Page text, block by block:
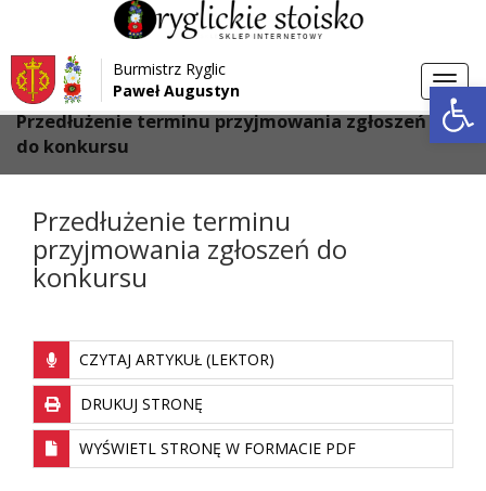
Przejdź do menu
Przejdź do głównej treści strony
Przejdź do stopki strony
Burmistrz Ryglic
Paweł Augustyn
Strona główna > Aktualności
Przedłużenie terminu przyjmowania zgłoszeń
do konkursu
Przedłużenie terminu
przyjmowania zgłoszeń do
konkursu
CZYTAJ ARTYKUŁ (LEKTOR)
DRUKUJ STRONĘ
WYŚWIETL STRONĘ W FORMACIE PDF